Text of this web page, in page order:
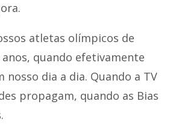
atletas olímpicos de
quando efetivamente
nosso dia a dia. Quando a TV
propagam, quando as Bias